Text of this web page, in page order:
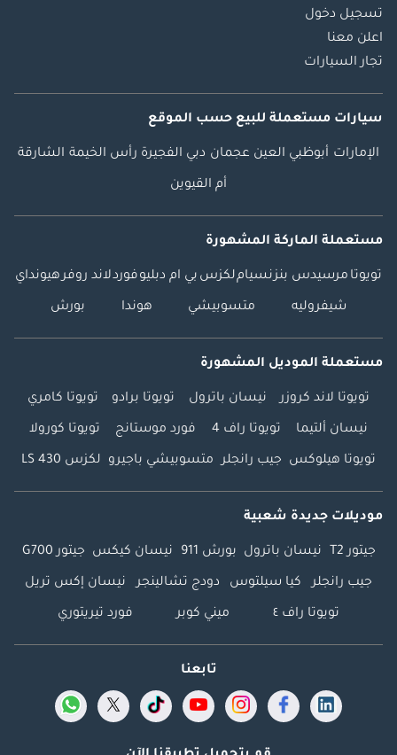
تسجيل دخول
اعلن معنا
تجار السيارات
سيارات مستعملة للبيع حسب الموقع
الإمارات أبوظبي العين عجمان دبي الفجيرة رأس الخيمة الشارقة
أم القيوين
مستعملة الماركة المشهورة
تويوتا مرسيدس بنزنسياملكزس بي ام دبليوفوردلاند روفرهيونداي
شيفروليه متسوبيشي هوندا بورش
مستعملة الموديل المشهورة
تويوتا لاند كروزر نيسان باترول تويوتا برادو تويوتا كامري
نيسان ألتيما تويوتا راف 4 فورد موستانج تويوتا كورولا
تويوتا هيلوكس جيب رانجلر متسوبيشي باجيرو لكزس LS 430
موديلات جديدة شعبية
جيتور T2 نيسان باترول بورش 911 نيسان كيكس جيتور G700
جيب رانجلر كيا سيلتوس دودج تشالينجر نيسان إكس تريل
تويوتا راف ٤ ميني كوبر فورد تيريتوري
تابعنا